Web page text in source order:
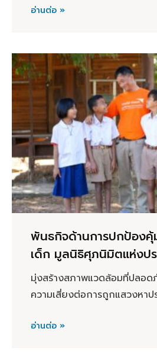
อ่านต่อ »
พันธกิจด้านการปกป้องคุ้
เด็ก มูลนิธิศุภนิมิตแห่งปร
มุ่งสร้างสภาพแวดล้อมที่ปลอด
ความเสี่ยงต่อการถูกแสวงหาป
อ่านต่อ »